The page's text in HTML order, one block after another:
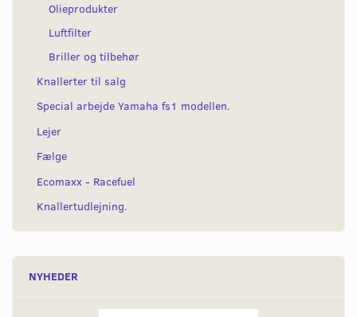
Olieprodukter
Luftfilter
Briller og tilbehør
Knallerter til salg
Special arbejde Yamaha fs1 modellen.
Lejer
Fælge
Ecomaxx - Racefuel
Knallertudlejning.
NYHEDER